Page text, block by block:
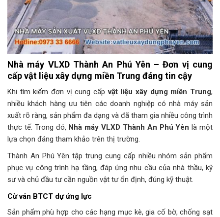
Nhà máy VLXD Thành An Phú Yên – Đơn vị cung
cấp vật liệu xây dựng miền Trung đáng tin cậy
Khi tìm kiếm đơn vị cung cấpvật liệu xây dựng miền Trung,
nhiều khách hàng ưu tiên các doanh nghiệp có nhà máy sản
xuất rõ ràng, sản phẩm đa dạng và đã tham gia nhiều công trình
thực tế. Trong đó, Nhà máy VLXD Thành An Phú Yên là một
lựa chọn đáng tham khảo trên thị trường.
Thành An Phú Yên tập trung cung cấp nhiều nhóm sản phẩm
phục vụ công trình hạ tầng, đáp ứng nhu cầu của nhà thầu, kỹ
sư và chủ đầu tư cần nguồn vật tư ổn định, đúng kỹ thuật.
Cừ ván BTCT dự ứng lực
Sản phẩm phù hợp cho các hạng mục kè, gia cố bờ, chống sạt